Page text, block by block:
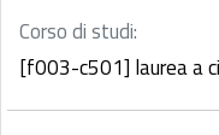
Corso di studi:
[f003-c501] laurea a